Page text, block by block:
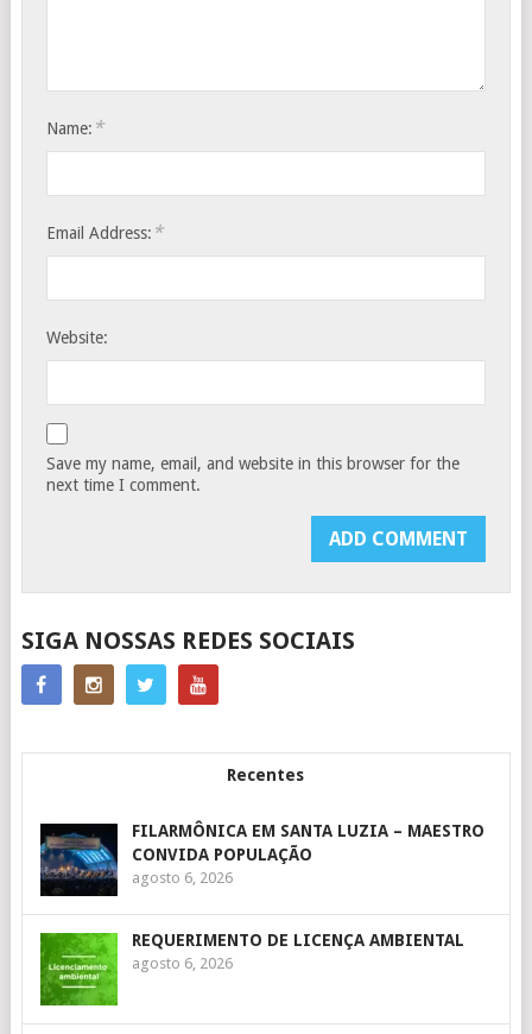
Name: *
Email Address: *
Website:
Save my name, email, and website in this browser for the
next time I comment.
SIGA NOSSAS REDES SOCIAIS
Recentes
FILARMÔNICA EM SANTA LUZIA – MAESTRO
CONVIDA POPULAÇÃO
agosto 6, 2026
REQUERIMENTO DE LICENÇA AMBIENTAL
agosto 6, 2026